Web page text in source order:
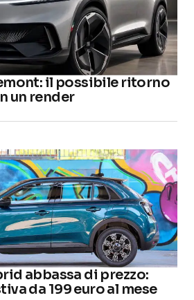
il possibile ritorno
un render
abbassa di prezzo:
da 199 euro al mese